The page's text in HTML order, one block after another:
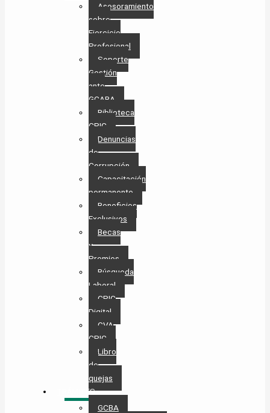
Asesoramiento
sobre
Ejercicio
Profesional
Soporte
Gestión
ante
GCABA
Biblioteca
CPIC
Denuncias
de
Corrupción
Capacitación
permanente
Beneficios
Exclusivos
Becas
y
Premios
Búsqueda
Laboral​
CPIC
Digital
CVA
CPIC
Libro
de
quejas
TRÁMITES
GCBA